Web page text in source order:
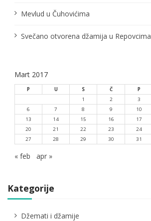
a Mevlud u Čuhovićima
Svečano otvorena džamija u Repovcima
Mart 2017
P U S Č P
1
2 3
6
7 8 9 10
13
14 15 16 17
20
21 22 23 24
27
28 29 30 31
« feb apr »
Kategorije
Džemati i džamije